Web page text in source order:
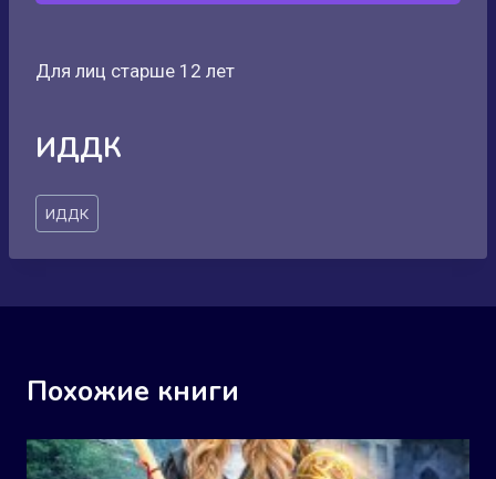
Для лиц старше 12 лет
ИДДК
Метки
записи:
ИДДК
Похожие книги